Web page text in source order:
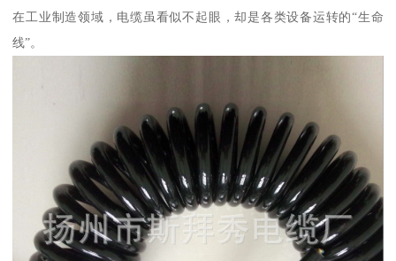
在工业制造领域，电缆虽看似不起眼，却是各类设备运转的“生命
线”。